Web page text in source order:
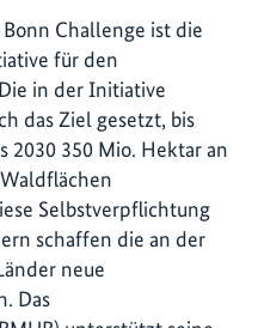
Challenge ist die
für den
in der Initiative
das Ziel gesetzt, bis
2030 350 Mio. Hektar an
Selbstverpflichtung
schaffen die an der
neue
Das